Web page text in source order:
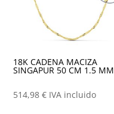
18K CADENA MACIZA
SINGAPUR 50 CM 1.5 MM
514,98€ IVA incluido